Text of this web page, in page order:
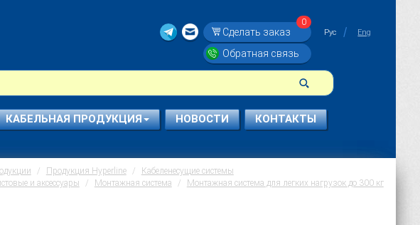
Сделать заказ
0
Обратная связь
Рус Eng
КАБЕЛЬНАЯ ПРОДУКЦИЯ НОВОСТИ
КОНТАКТЫ
Продукция Hyperline
Кабеленесущие системы
и аксессуары Монтажная система
Монтажная система для легких нагрузок до 300 кг